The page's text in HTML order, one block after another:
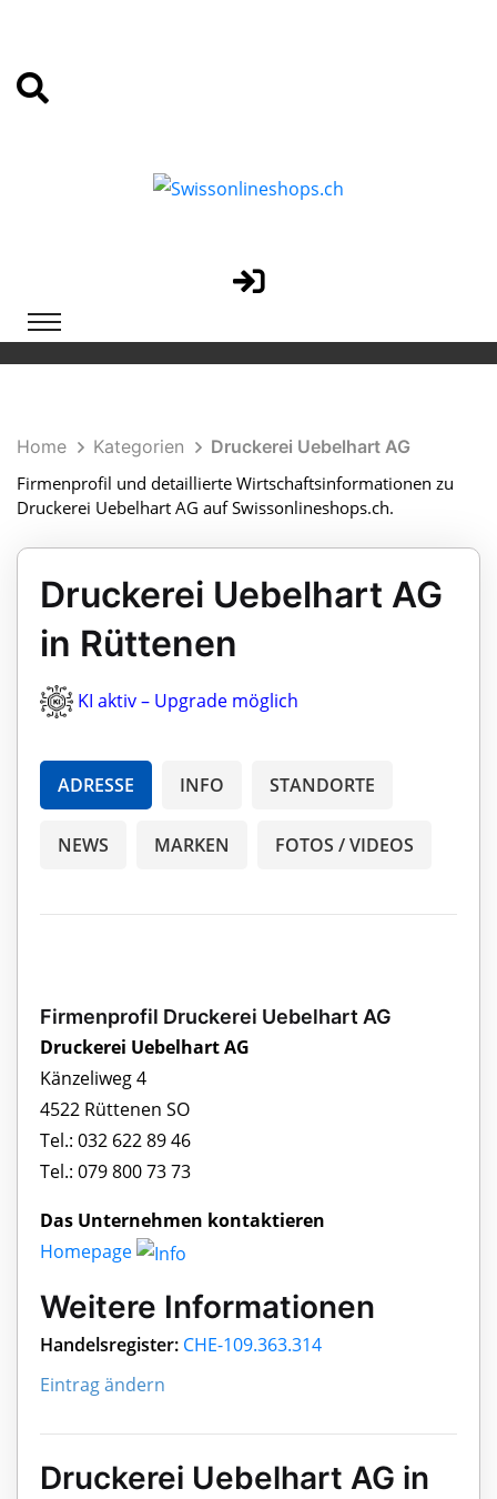
Home Kategorien
Druckerei Uebelhart AG
Firmenprofil und detaillierte Wirtschaftsinformationen zu
Druckerei Uebelhart AG auf Swissonlineshops.ch.
Druckerei Uebelhart AG
in Rüttenen
KI aktiv – Upgrade möglich
ADRESSE INFO STANDORTE
NEWS MARKEN FOTOS / VIDEOS
Firmenprofil Druckerei Uebelhart AG
Druckerei Uebelhart AG
Känzeliweg 4
4522 Rüttenen SO
Tel.: 032 622 89 46
Tel.: 079 800 73 73
Das Unternehmen kontaktieren
Homepage
Weitere Informationen
Handelsregister: CHE-109.363.314
Eintrag ändern
Druckerei Uebelhart AG in